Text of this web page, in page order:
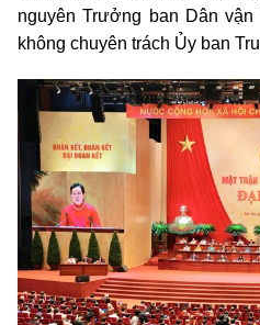
nguyên Trưởng ban Dân
không chuyên trách Ủy ban